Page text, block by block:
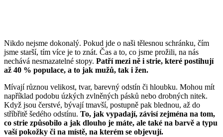
Nikdo nejsme dokonalý. Pokud jde o naši tělesnou schránku, čím
jsme starší, tím více je to znát. Čas a to, co jsme prožili, na nás
nechává nesmazatelné stopy. Patří mezi ně i strie, které postihují
až 40 % populace, a to jak mužů, tak i žen.
Mívají různou velikost, tvar, barevný odstín či hloubku. Mohou mít
například podobu úzkých zvlněných pásků nebo drobných nitek.
Když jsou čerstvé, bývají tmavší, postupně pak blednou, až do
stříbřitě šedého odstínu. To, jak vypadají, závisí zejména na tom,
co strie způsobilo a jak dlouho je máte, ale také na barvě a typu
vaší pokožky či na místě, na kterém se objevují.